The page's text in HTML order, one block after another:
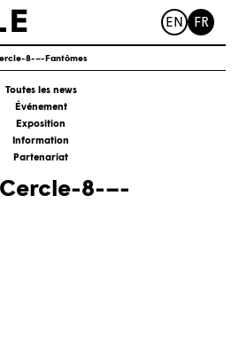
EN FR
8-–-Fantômes
Toutes les news
Événement
Exposition
Information
Partenariat
8-–-